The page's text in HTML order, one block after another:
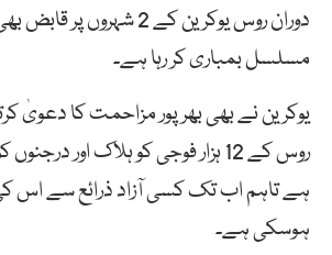
دوران روس یوکرین کے 2
مسلسل بمباری کر رہا ہے۔
یوکرین نے بھی بھرپور مزاحمت کا دعویٰ
روس کے 12 ہزار فوجی کو ہلاک اور
ہے تاہم اب تک کسی آزاد ذرائع سے اس
ہوسکی ہے۔